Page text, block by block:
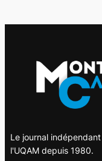
Le journal
l'UQAM depuis 1980.